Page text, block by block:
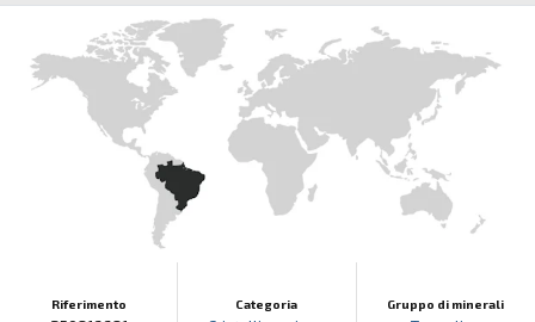
Riferimento Categoria Gruppo di minerali